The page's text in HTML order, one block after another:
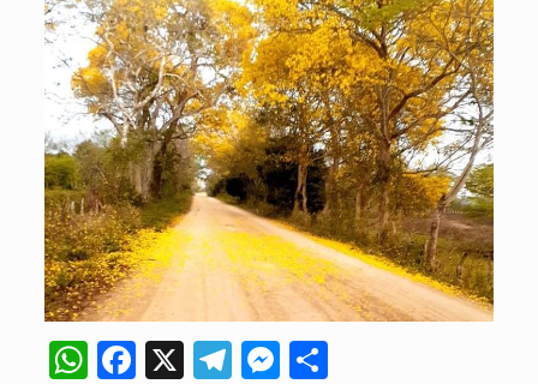
WhatsApp
Facebook
X Telegram
Messenger